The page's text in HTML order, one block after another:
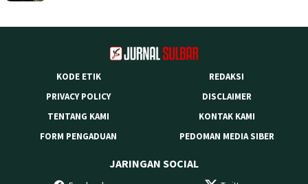
KODE ETIK
REDAKSI
PRIVACY POLICY
DISCLAIMER
TENTANG KAMI
KONTAK KAMI
FORM PENGADUAN
PEDOMAN MEDIA SIBER
JARINGAN SOCIAL